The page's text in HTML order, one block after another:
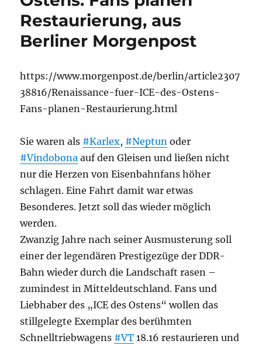
Restaurierung, aus
Berliner Morgenpost
https://www.morgenpost.de/berlin/article2307
38816/Renaissance-fuer-ICE-des-Ostens-
Fans-planen-Restaurierung.html
Sie waren als #Karlex, #Neptun oder
#Vindobona auf den Gleisen und ließen nicht
nur die Herzen von Eisenbahnfans höher
schlagen. Eine Fahrt damit war etwas
Besonderes. Jetzt soll das wieder möglich
werden.
Zwanzig Jahre nach seiner Ausmusterung soll
einer der legendären Prestigezüge der DDR-
Bahn wieder durch die Landschaft rasen –
zumindest in Mitteldeutschland. Fans und
Liebhaber des „ICE des Ostens“ wollen das
stillgelegte Exemplar des berühmten
Schnelltriebwagens #VT 18.16 restaurieren und